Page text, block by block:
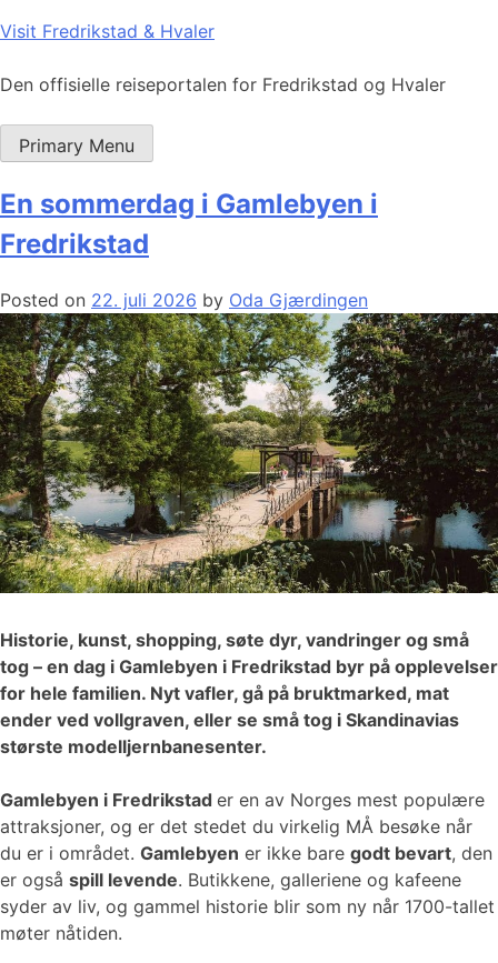
Skip
content
Visit Fredrikstad & Hvaler
Den offisielle reiseportalen for Fredrikstad og Hvaler
Primary Menu
En sommerdag i Gamlebyen i
Fredrikstad
Posted on 22. juli 2026 by Oda Gjærdingen
Historie, kunst, shopping, søte dyr, vandringer og små
tog – en dag i Gamlebyen i Fredrikstad byr på opplevelser
for hele familien. Nyt vafler, gå på bruktmarked, mat
ender ved vollgraven, eller se små tog i Skandinavias
største modelljernbanesenter.
Gamlebyen i Fredrikstad er en av Norges mest populære
attraksjoner, og er det stedet du virkelig MÅ besøke når
du er i området. Gamlebyen er ikke bare godt bevart, den
er også spill levende. Butikkene, galleriene og kafeene
syder av liv, og gammel historie blir som ny når 1700-tallet
møter nåtiden.